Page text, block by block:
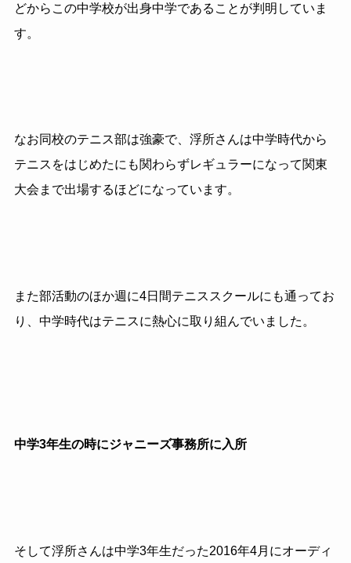
どからこの中学校が出身中学であることが判明していま
す。
なお同校のテニス部は強豪で、浮所さんは中学時代から
テニスをはじめたにも関わらずレギュラーになって関東
大会まで出場するほどになっています。
また部活動のほか週に4日間テニススクールにも通ってお
り、中学時代はテニスに熱心に取り組んでいました。
中学3年生の時にジャニーズ事務所に入所
そして浮所さんは中学3年生だった2016年4月にオーディ